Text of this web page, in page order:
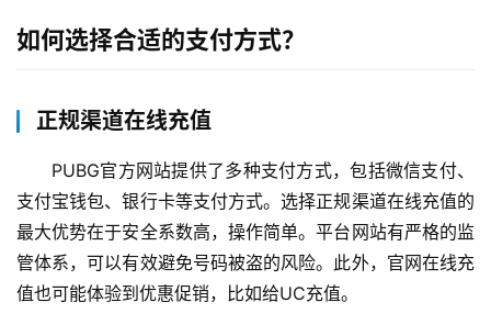
如何选择合适的支付方式？
正规渠道在线充值
PUBG官方网站提供了多种支付方式，包括微信支付、
支付宝钱包、银行卡等支付方式。选择正规渠道在线充值的
最大优势在于安全系数高，操作简单。平台网站有严格的监
管体系，可以有效避免号码被盗的风险。此外，官网在线充
值也可能体验到优惠促销，比如给UC充值。